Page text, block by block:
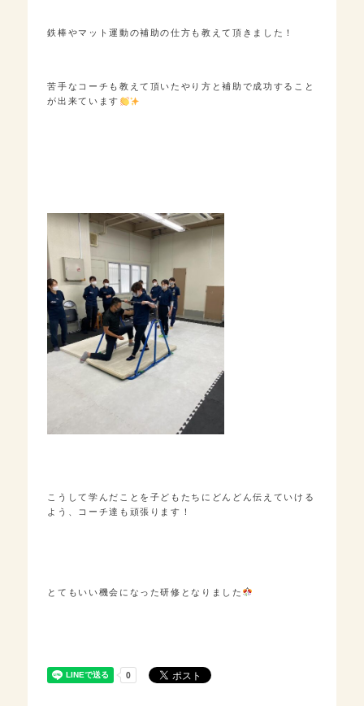
鉄棒やマット運動の補助の仕方も教えて頂きました！
苦手なコーチも教えて頂いたやり方と補助で成功すること
が出来ています
こうして学んだことを子どもたちにどんどん伝えていける
よう、コーチ達も頑張ります！
とてもいい機会になった研修となりました